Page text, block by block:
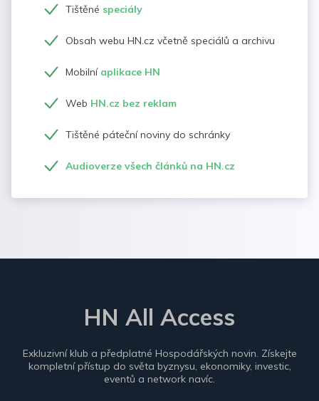
Tištěné speciály
Obsah webu HN.cz včetně speciálů a archivu
Mobilní aplikace HN
Web HN.cz bez reklam
Tištěné páteční noviny do schránky
Audioverze všech článků na HN.cz
HN All Access
Exkluzivní klub a předplatné Hospodářských novin. Získejte
kompletní přístup do světa byznysu, ekonomiky, investic,
eventů a network navíc.